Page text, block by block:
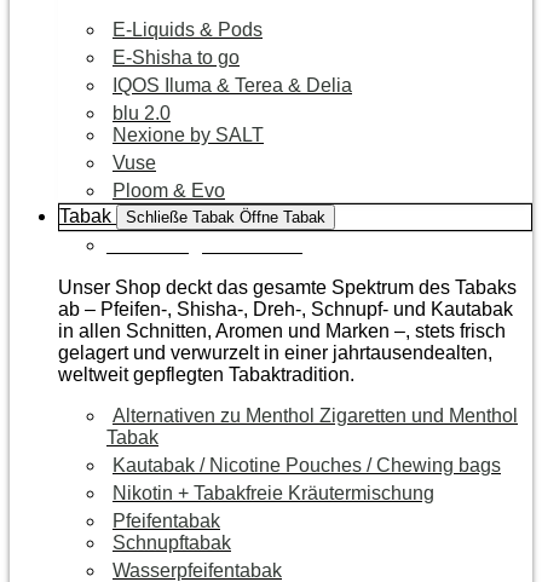
E-Liquids & Pods
E-Shisha to go
IQOS Iluma & Terea & Delia
blu 2.0
Nexione by SALT
Vuse
Ploom & Evo
Tabak
Schließe Tabak Öffne Tabak
Unser Shop deckt das gesamte Spektrum des Tabaks
ab – Pfeifen-, Shisha-, Dreh-, Schnupf- und Kautabak
in allen Schnitten, Aromen und Marken –, stets frisch
gelagert und verwurzelt in einer jahrtausendealten,
weltweit gepflegten Tabaktradition.
Alternativen zu Menthol Zigaretten und Menthol
Tabak
Kautabak / Nicotine Pouches / Chewing bags
Nikotin + Tabakfreie Kräutermischung
Pfeifentabak
Schnupftabak
Wasserpfeifentabak